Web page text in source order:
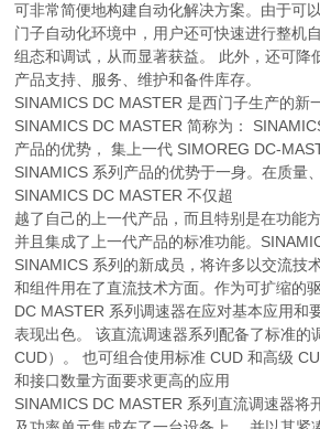
可非常简便地构建自动化解决方案。由于可
门子自动化环境中，用户还可快速进行整机
组态和调试，从而显著获益。 此外，还可降
产品支持、服务、维护和备件库存。
SINAMICS DC MASTER 是西门子生产的新
SINAMICS DC MASTER 简称为：
产品的优势， 集上一代 SIMOREG DC-
SINAMICS 系列产品的优势于一身。在质量
SINAMICS DC MASTER 不仅超
越了自己的上一代产品，而且特别是在功能
并且集成了上一代产品的标准功能。
SINAMICS 系列的新成员，将许多以交流技
和组件用在了直流技术方面。作为可扩缩的
DC MASTER 系列调速器在应对基本应用和
表现出色。 该直流调速器系列配备了标准的
CUD）。 也可组合使用标准 CUD 和高级
和接口数量方面要求更高的应用
SINAMICS DC MASTER 系列直流调速器将